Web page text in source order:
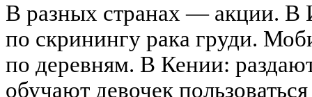
В разных странах — акции. В
по скринингу рака груди.
по деревням. В Кении:
обучают девочек